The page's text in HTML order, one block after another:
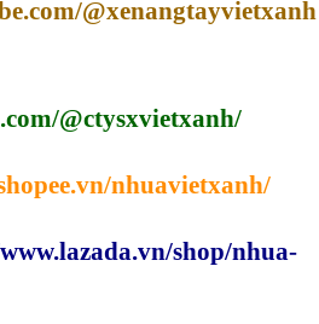
@xenangtayvietxanh
@ctysxvietxanh/
nhuavietxanh/
shop/nhua-